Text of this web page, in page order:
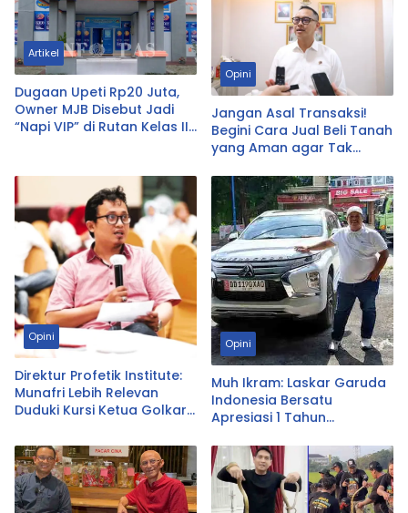
Artikel
Dugaan Upeti Rp20 Juta,
Owner MJB Disebut Jadi
“Napi VIP” di Rutan Kelas IIB
Opini
Jangan Asal Transaksi!
Begini Cara Jual Beli Tanah
yang Aman agar Tak
Hari
Opini
Direktur Profetik Institute:
Munafri Lebih Relevan
Duduki Kursi Ketua Golkar
Opini
Muh Ikram: Laskar Garuda
Indonesia Bersatu
Apresiasi 1 Tahun
Gibran, Dorong
Pemerataan dan
Kepastian Hukum